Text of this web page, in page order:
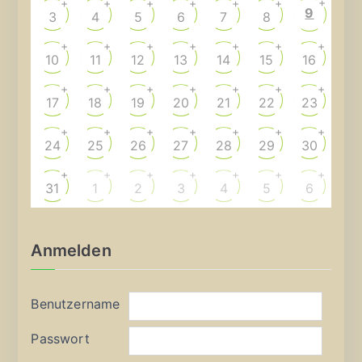
3
+
4
+
5
+
6
+
7
+
8
+
9
10
+
11
+
12
+
13
+
14
+
15
+
16
+
17
+
18
+
19
+
20
+
21
+
22
+
23
+
24
+
25
+
26
+
27
+
28
+
29
+
30
+
31
+
1
+
2
+
3
+
4
+
5
+
6
+
Anmelden
Benutzername
Passwort